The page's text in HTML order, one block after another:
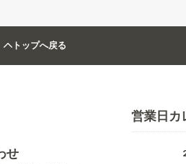
トップへ戻る
せ
営業日カ